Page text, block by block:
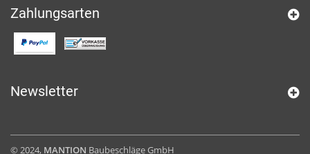
Zahlungsarten
Newsletter
© 2024, MANTION Baubeschläge GmbH